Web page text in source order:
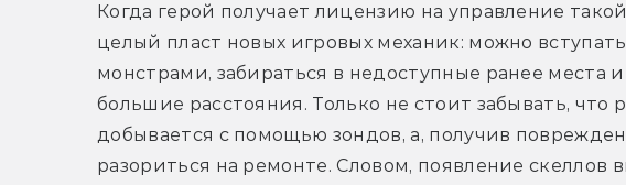
Когда герой получает лицензию на управление
целый пласт новых игровых механик: можно
монстрами, забираться в недоступные ранее места
большие расстояния. Только не стоит забывать, что
добывается с помощью зондов, а, получив
разориться на ремонте. Словом, появление скеллов